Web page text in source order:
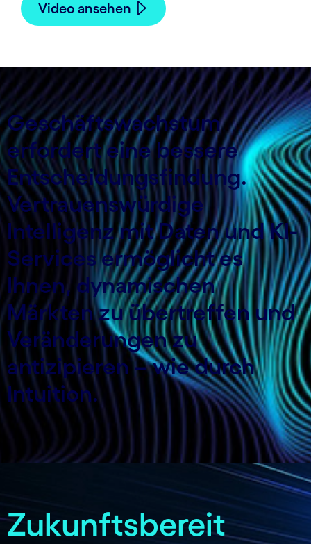
Video ansehen
Geschäftswachstum
erfordert eine bessere
Entscheidungsfindung.
Vertrauenswürdige
Intelligenz mit Daten und KI-
Services ermöglicht es
Ihnen, dynamischen
Märkten zu übertreffen und
Veränderungen zu
antizipieren – wie durch
Intuition.
Zukunftsbereit